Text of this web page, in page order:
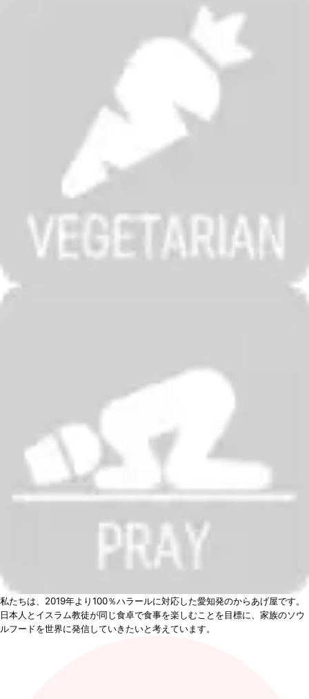
私たちは、2019年より100％ハラールに対応した愛知発のからあげ屋です。
日本人とイスラム教徒が同じ食卓で食事を楽しむことを目標に、家族のソウ
ルフードを世界に発信していきたいと考えています。